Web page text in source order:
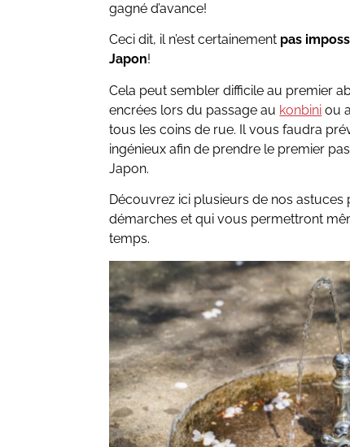
gagné d’avance!
Ceci dit, il n’est certainement pas
Japon!
Cela peut sembler difficile au premier
encrées lors du passage au konbini ou
tous les coins de rue. Il vous faudra
ingénieux afin de prendre le premier
Japon.
Découvrez ici plusieurs de nos
démarches et qui vous permettront
temps.